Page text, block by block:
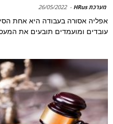
מערכת HRus -
26/05/2022
אפליה אסורה בעבודה היא אחת
עובדים ומועמדים תובעים את